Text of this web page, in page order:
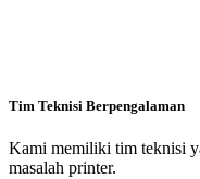
Tim Teknisi Berpengalaman
Kami memiliki tim teknisi
masalah printer.